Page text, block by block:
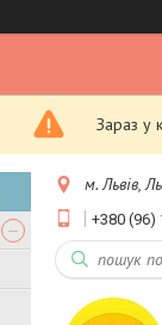
Зараз у
м. Львів,
+380 (96)